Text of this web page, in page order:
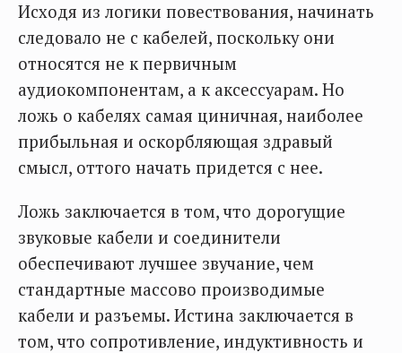
Исходя из логики повествования, начинать
следовало не с кабелей, поскольку они
относятся не к первичным
аудиокомпонентам, а к аксессуарам. Но
ложь о кабелях самая циничная, наиболее
прибыльная и оскорбляющая здравый
смысл, оттого начать придется с нее.
Ложь заключается в том, что дорогущие
звуковые кабели и соединители
обеспечивают лучшее звучание, чем
стандартные массово производимые
кабели и разъемы. Истина заключается в
том, что сопротивление, индуктивность и